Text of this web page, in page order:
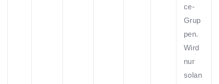
ce-
Grup
pen.
Wird
nur
solan